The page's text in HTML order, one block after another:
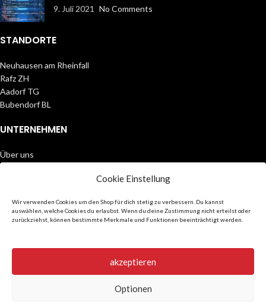
Cookie Einstellung
Wir verwenden Cookies um den Shop für dich stetig zu verbessern. Du kannst
auswählen, welche Cookies du erlaubst. Wenn du deine Zustimmung nicht erteilst oder
zurückziehst, können bestimmte Merkmale und Funktionen beeinträchtigt werden.
akzeptieren
Optionen
9. Juli 2021 No Comments
STANDORTE
Neuhausen am Rheinfall
Rafz ZH
Aadorf TG
Bubendorf BL
UNTERNEHMEN
Über uns
Partner
Impressum